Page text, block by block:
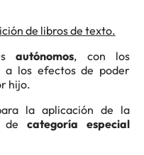
de libros de texto.
autónomos, con los
a los efectos de poder
hijo.
la aplicación de la
categoría especial